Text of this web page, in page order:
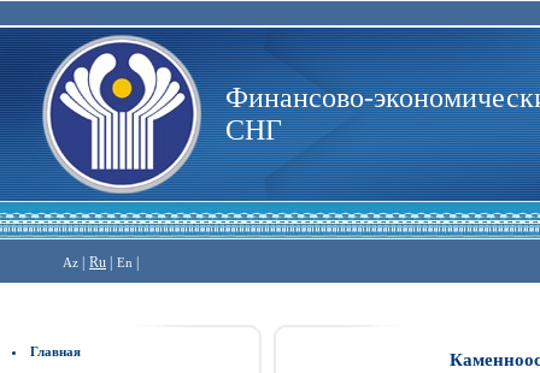
Финансово-
СНГ
Az | Ru | En |
Главная